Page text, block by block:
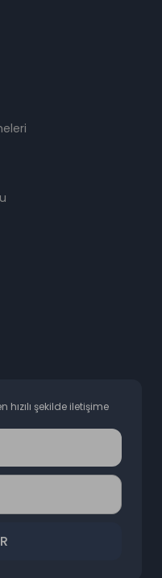
hızılı şekilde iletişime